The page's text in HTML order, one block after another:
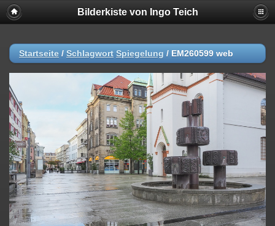
Bilderkiste von Ingo Teich
Startseite / Schlagwort Spiegelung / EM260599 web